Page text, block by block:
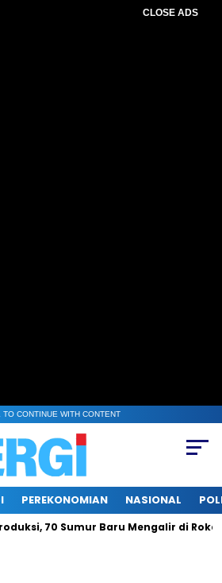
CLOSE ADS
TO CONTINUE WITH CONTENT
PEREKONOMIAN NASIONAL
70 Sumur Baru Mengalir di